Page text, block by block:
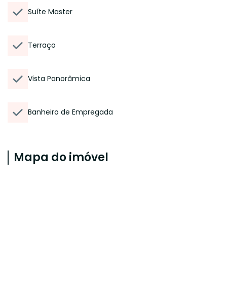
Suíte Master
Terraço
Vista Panorâmica
Banheiro de Empregada
Mapa do imóvel